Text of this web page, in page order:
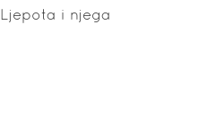
Ljepota i njega